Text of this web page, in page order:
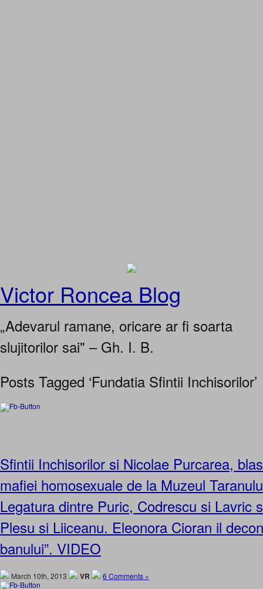
Victor Roncea Blog
„Adevarul ramane, oricare ar fi soarta
slujitorilor sai" – Gh. I. B.
Posts Tagged ‘Fundatia Sfintii Inchisorilor’
Sfintii Inchisorilor si Nicolae Purcarea,
mafiei homosexuale de la Muzeul
Legatura dintre Puric, Codrescu si Lavric
Plesu si Liiceanu. Eleonora Cioran il
banului”. VIDEO
March 10th, 2013 VR 6 Comments »